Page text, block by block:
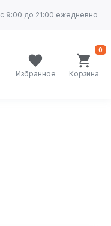
с 9:00 до 21:00 ежедневно
Избранное Корзина
0